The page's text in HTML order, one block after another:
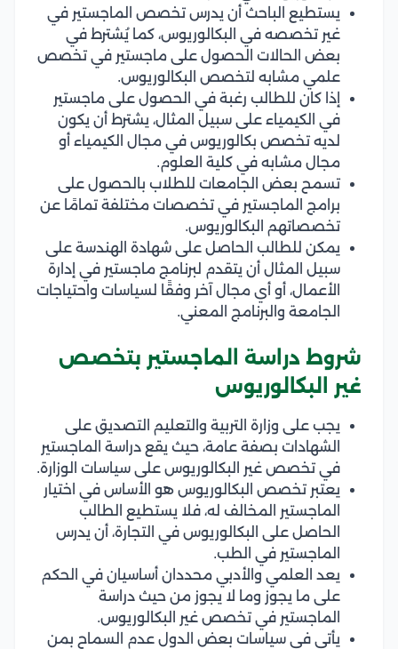
يستطيع الباحث أن يدرس تخصص الماجستير في
غير تخصصه في البكالوريوس، كما يُشترط في
بعض الحالات الحصول على ماجستير في تخصص
علمي مشابه لتخصص البكالوريوس.
إذا كان للطالب رغبة في الحصول على ماجستير
في الكيمياء على سبيل المثال، يشترط أن يكون
لديه تخصص بكالوريوس في مجال الكيمياء أو
مجال مشابه في كلية العلوم.
تسمح بعض الجامعات للطلاب بالحصول على
برامج الماجستير في تخصصات مختلفة تمامًا عن
تخصصاتهم البكالوريوس.
يمكن للطالب الحاصل على شهادة الهندسة على
سبيل المثال أن يتقدم لبرنامج ماجستير في إدارة
الأعمال، أو أي مجال آخر وفقًا لسياسات واحتياجات
الجامعة والبرنامج المعني.
شروط دراسة الماجستير بتخصص
غير البكالوريوس
يجب على وزارة التربية والتعليم التصديق على
الشهادات بصفة عامة، حيث يقع دراسة الماجستير
في تخصص غير البكالوريوس على سياسات الوزارة.
يعتبر تخصص البكالوريوس هو الأساس في اختيار
الماجستير المخالف له، فلا يستطيع الطالب
الحاصل على البكالوريوس في التجارة، أن يدرس
الماجستير في الطب.
يعد العلمي والأدبي محددان أساسيان في الحكم
على ما يجوز وما لا يجوز من حيث دراسة
الماجستير في تخصص غير البكالوريوس.
يأتي في سياسات بعض الدول عدم السماح بمن